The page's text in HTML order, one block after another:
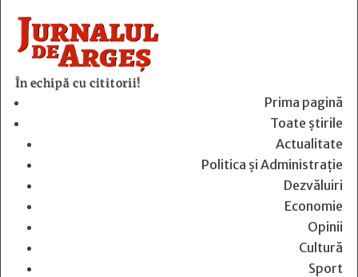
În echipă cu cititorii!
Prima pagină
Toate știrile
Actualitate
Politica și Administrație
Dezvăluiri
Economie
Opinii
Cultură
Sport